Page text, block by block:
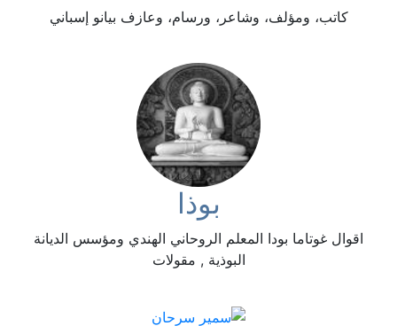
كاتب، ومؤلف، وشاعر، ورسام، وعازف بيانو إسباني
بوذا
اقوال غوتاما بودا المعلم الروحاني الهندي ومؤسس الديانة
البوذية , مقولات